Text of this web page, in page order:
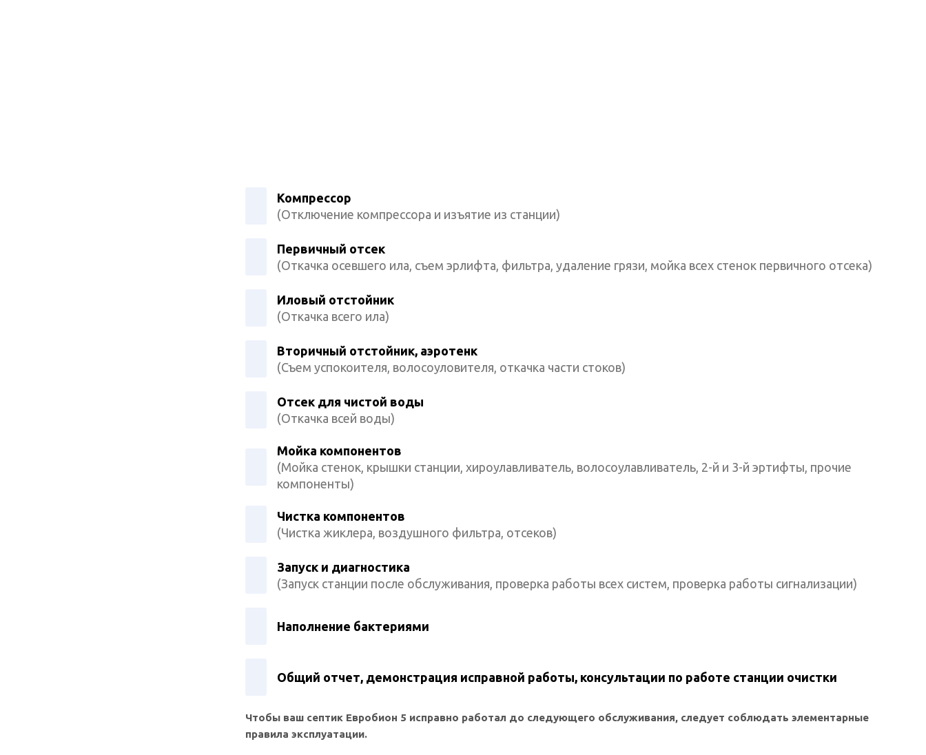
Компрессор
(Отключение компрессора и изъятие из станции)
Первичный отсек
(Откачка осевшего ила, съем эрлифта, фильтра, удаление грязи, мойка всех стенок первичного отсека)
Иловый отстойник
(Откачка всего ила)
Вторичный отстойник, аэротенк
(Съем успокоителя, волосоуловителя, откачка части стоков)
Отсек для чистой воды
(Откачка всей воды)
Мойка компонентов
(Мойка стенок, крышки станции, хироулавливатель, волосоулавливатель, 2-й и 3-й эртифты, прочие
компоненты)
Чистка компонентов
(Чистка жиклера, воздушного фильтра, отсеков)
Запуск и диагностика
(Запуск станции после обслуживания, проверка работы всех систем, проверка работы сигнализации)
Наполнение бактериями
Общий отчет, демонстрация исправной работы, консультации по работе станции очистки
Чтобы ваш септик Евробион 5 исправно работал до следующего обслуживания, следует соблюдать элементарные
правила эксплуатации.